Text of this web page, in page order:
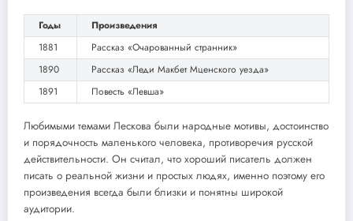
Годы
Произведения
1881
Рассказ «Очарованный странник»
1890
Рассказ «Леди Макбет Мценского уезда»
1891
Повесть «Левша»
Любимыми темами Лескова были народные мотивы, достоинство
и порядочность маленького человека, противоречия русской
действительности. Он считал, что хороший писатель должен
писать о реальной жизни и простых людях, именно поэтому его
произведения всегда были близки и понятны широкой
аудитории.